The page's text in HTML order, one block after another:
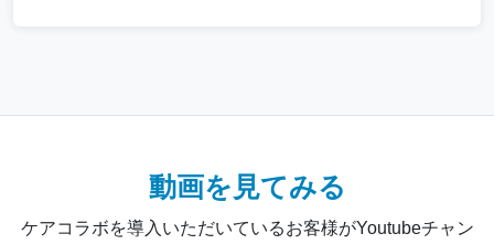
動画を見てみる
ケアコラボを導入いただいているお客様がYoutubeチャン